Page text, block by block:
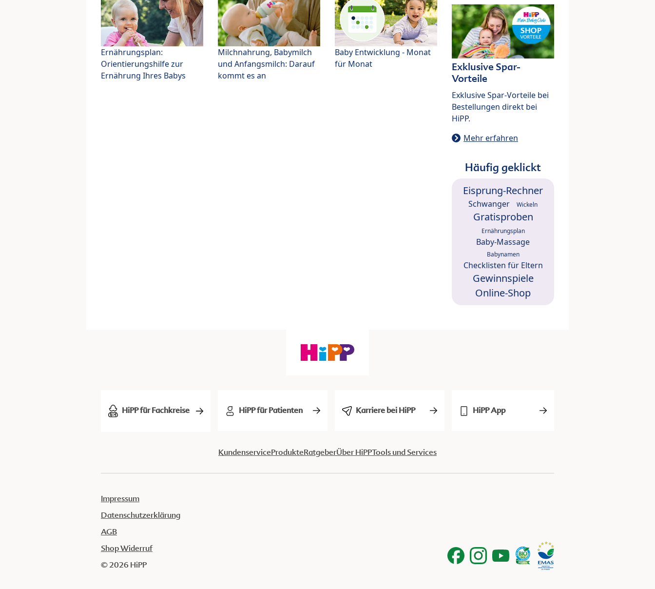
Ernährungsplan:
Orientierungshilfe zur
Ernährung Ihres Babys
Milchnahrung, Babymilch
und Anfangsmilch: Darauf
kommt es an
Baby Entwicklung - Monat
für Monat
Exklusive Spar-
Vorteile
Exklusive Spar-Vorteile bei
Bestellungen direkt bei
HiPP.
Mehr erfahren
Häufig geklickt
Eisprung-Rechner
Schwanger Wickeln
Gratisproben
Ernährungsplan
Baby-Massage
Babynamen
Checklisten für Eltern
Gewinnspiele
Online-Shop
HiPP für Fachkreise HiPP für Patienten Karriere bei HiPP HiPP App
KundenserviceProdukteRatgeberÜber HiPPTools und Services
Impressum
Datenschutzerklärung
AGB
Shop Widerruf
© 2026 HiPP